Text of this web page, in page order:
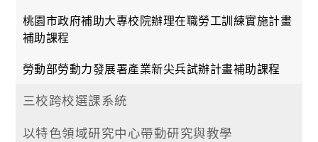
桃園市政府補助大專校院辦理在職勞工訓練實施計畫
補助課程
勞動部勞動力發展署產業新尖兵試辦計畫補助課程
三校跨校選課系統
以特色領域研究中心帶動研究與教學